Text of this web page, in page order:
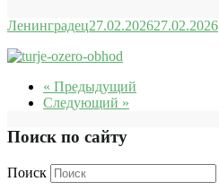
Ленинградец27.02.202627.02.2026
« Предыдущий
Следующий »
Поиск по сайту
Поиск